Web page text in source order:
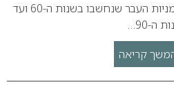
לצד הדוגמניות הצעירות, דוגמניות העבר שנחשבו בשנות ה-60 ועד
ה-90…
קריאה